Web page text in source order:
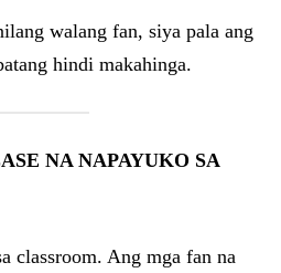
walang fan, siya pala ang
hindi makahinga.
NA NAPAYUKO SA
classroom. Ang mga fan na